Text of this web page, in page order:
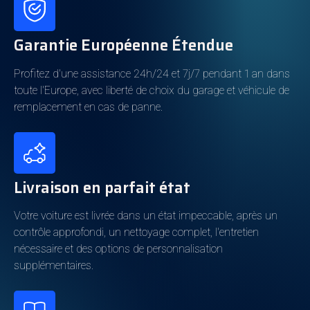
Puissance
Boîte de vitesses
Automatique
Cylindrée
1.998cm3
Cylindres
Consommation énergétique
Carburant
Hybride (Essence)
Autonomie électrique
40km
Classe d'émission
6d-ISC-FCM
Propriété batterie
Garantie Européenne Étendue
Profitez d'une assistance 24h/24 et 7j/7 pendant 1 an dans
toute l'Europe, avec liberté de choix du garage et véhicule de
remplacement en cas de panne.
Livraison en parfait état
Votre voiture est livrée dans un état impeccable, après un
contrôle approfondi, un nettoyage complet, l'entretien
nécessaire et des options de personnalisation
supplémentaires.